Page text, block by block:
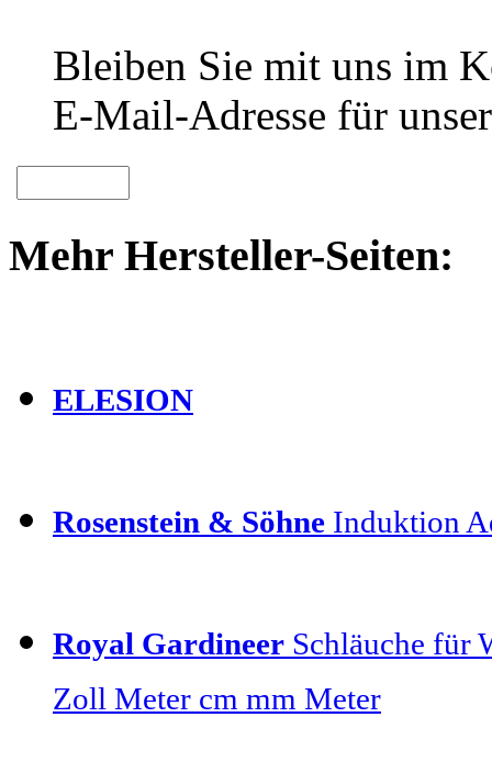
Bleiben Sie mit uns im
E-Mail-Adresse für
Mehr Hersteller-Seiten:
ELESION
Rosenstein & Söhne Induktion
Royal Gardineer Schläuche für
Zoll Meter cm mm Meter